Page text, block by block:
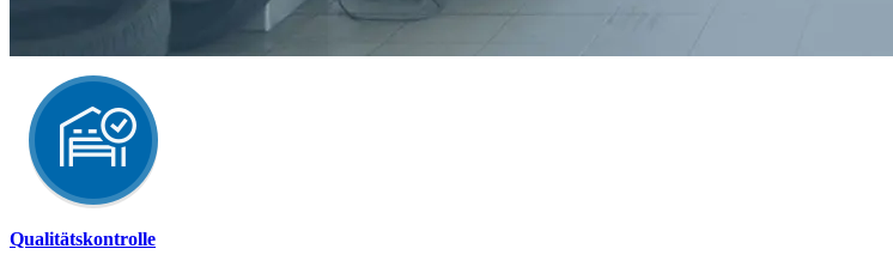
Qualitätskontrolle